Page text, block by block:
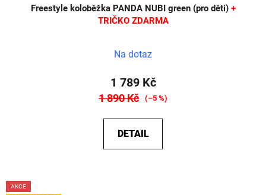
Freestyle koloběžka PANDA NUBI green (pro děti) +
TRIČKO ZDARMA
Na dotaz
1 789 Kč
1 890 Kč (–5 %)
DETAIL
AKCE